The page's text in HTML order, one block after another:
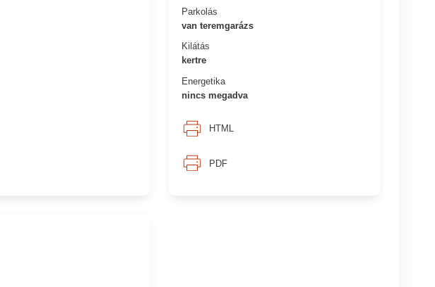
Parkolás
van teremgarázs
Kilátás
kertre
Energetika
nincs megadva
HTML
PDF